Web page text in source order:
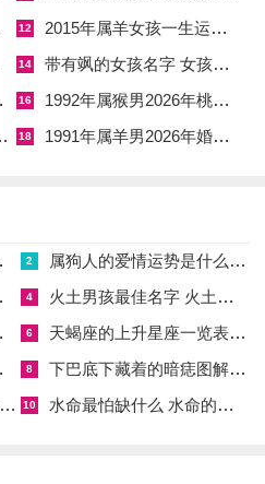
12 2015年属羊女孩一生运势 2015年属羊女2026年健康运好吗
14 带有飒的女孩名字 女孩取名字带飒字有什么名字好听
16 1992年属猴男2026年桃花运 1992年属猴男2026年感情运如何
18 1991年属羊男2026年婚姻运势 1991年属羊男2026年感情运如何
2 属狗人的爱情运势是什么意思 属狗的人爱情观
4 火土男孩最佳名字 火土属性的字男孩名字有哪些
6 天蝎座的上升星座一览表 天蝎座的上升星座查询
8 下巴底下藏着的暗痣图解 下巴尖底下有痣代表什么
10 水命最怕缺什么 水命的人忌什么